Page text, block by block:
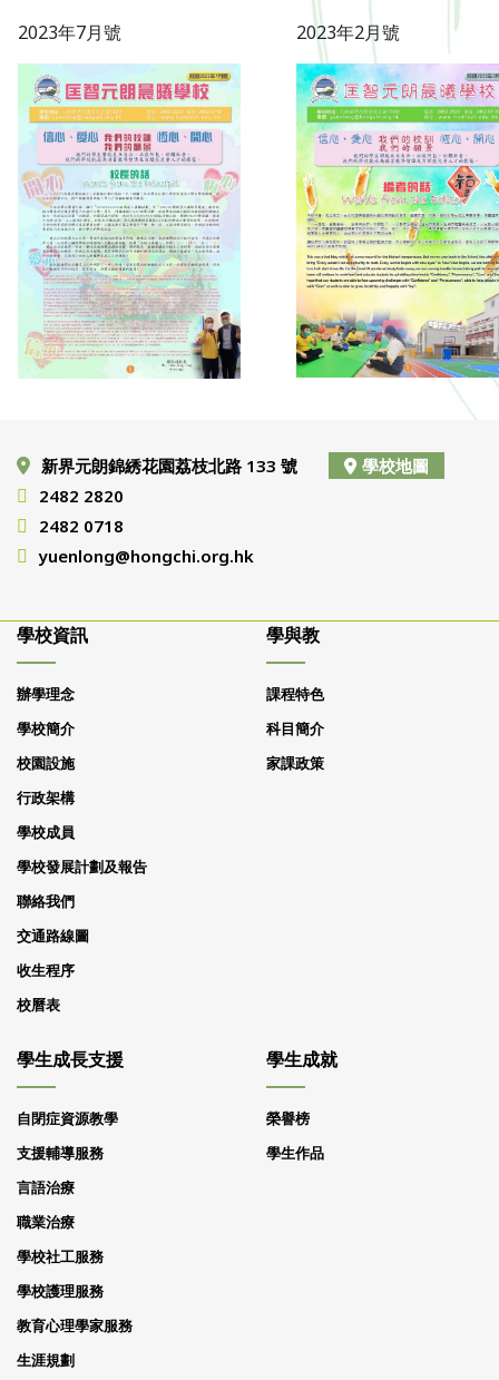
2023年7月號 2023年2月號
新界元朗錦綉花園荔枝北路 133 號
學校地圖
2482 2820
2482 0718
yuenlong@hongchi.org.hk
學校資訊
辦學理念
學校簡介
校園設施
行政架構
學校成員
學校發展計劃及報告
聯絡我們
交通路線圖
收生程序
校曆表
學與教
課程特色
科目簡介
家課政策
學生成長支援
自閉症資源教學
支援輔導服務
言語治療
職業治療
學校社工服務
學校護理服務
教育心理學家服務
生涯規劃
學生成就
榮譽榜
學生作品